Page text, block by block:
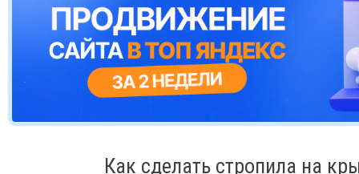
Как сделать стропила на